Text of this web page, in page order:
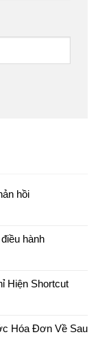
hồi
hành
Hiện Shortcut
Hóa Đơn Về Sau